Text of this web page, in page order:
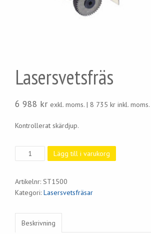
Lasersvetsfräs
6 988 kr exkl. moms. | 8 735 kr inkl. moms.
Kontrollerat skärdjup.
Lasersvetsfräs
mängd
Lägg till i varukorg
Artikelnr: ST1500
Kategori: Lasersvetsfräsar
Beskrivning